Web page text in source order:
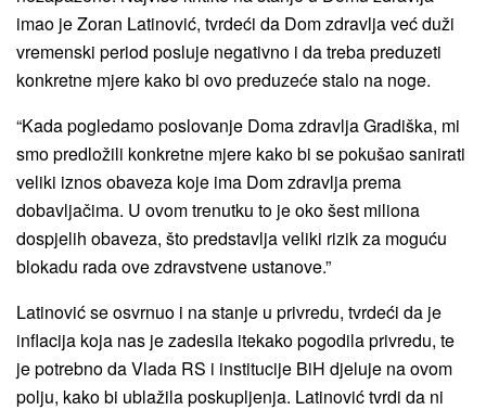
imao je Zoran Latinović, tvrdeći da Dom zdravlja već duži
vremenski period posluje negativno i da treba preduzeti
konkretne mjere kako bi ovo preduzeće stalo na noge.
“Kada pogledamo poslovanje Doma zdravlja Gradiška, mi
smo predložili konkretne mjere kako bi se pokušao sanirati
veliki iznos obaveza koje ima Dom zdravlja prema
dobavljačima. U ovom trenutku to je oko šest miliona
dospjelih obaveza, što predstavlja veliki rizik za moguću
blokadu rada ove zdravstvene ustanove.”
Latinović se osvrnuo i na stanje u privredu, tvrdeći da je
inflacija koja nas je zadesila itekako pogodila privredu, te
je potrebno da Vlada RS i institucije BiH djeluje na ovom
polju, kako bi ublažila poskupljenja. Latinović tvrdi da ni